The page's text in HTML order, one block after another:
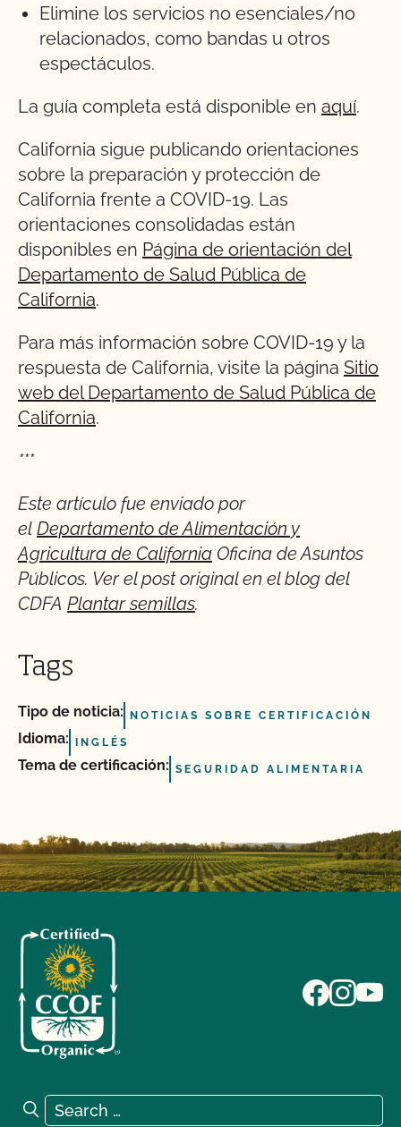
Elimine los servicios no esenciales/no
relacionados, como bandas u otros
espectáculos.
La guía completa está disponible en aquí.
California sigue publicando orientaciones
sobre la preparación y protección de
California frente a COVID-19. Las
orientaciones consolidadas están
disponibles en Página de orientación del
Departamento de Salud Pública de
California.
Para más información sobre COVID-19 y la
respuesta de California, visite la página Sitio
web del Departamento de Salud Pública de
California.
***
Este artículo fue enviado por
el Departamento de Alimentación y
Agricultura de California Oficina de Asuntos
Públicos. Ver el post original en el blog del
CDFA Plantar semillas.
Tags
Tipo de noticia: NOTICIAS SOBRE CERTIFICACIÓN
Idioma: INGLÉS
Tema de certificación: SEGURIDAD ALIMENTARIA
Search for:
Search